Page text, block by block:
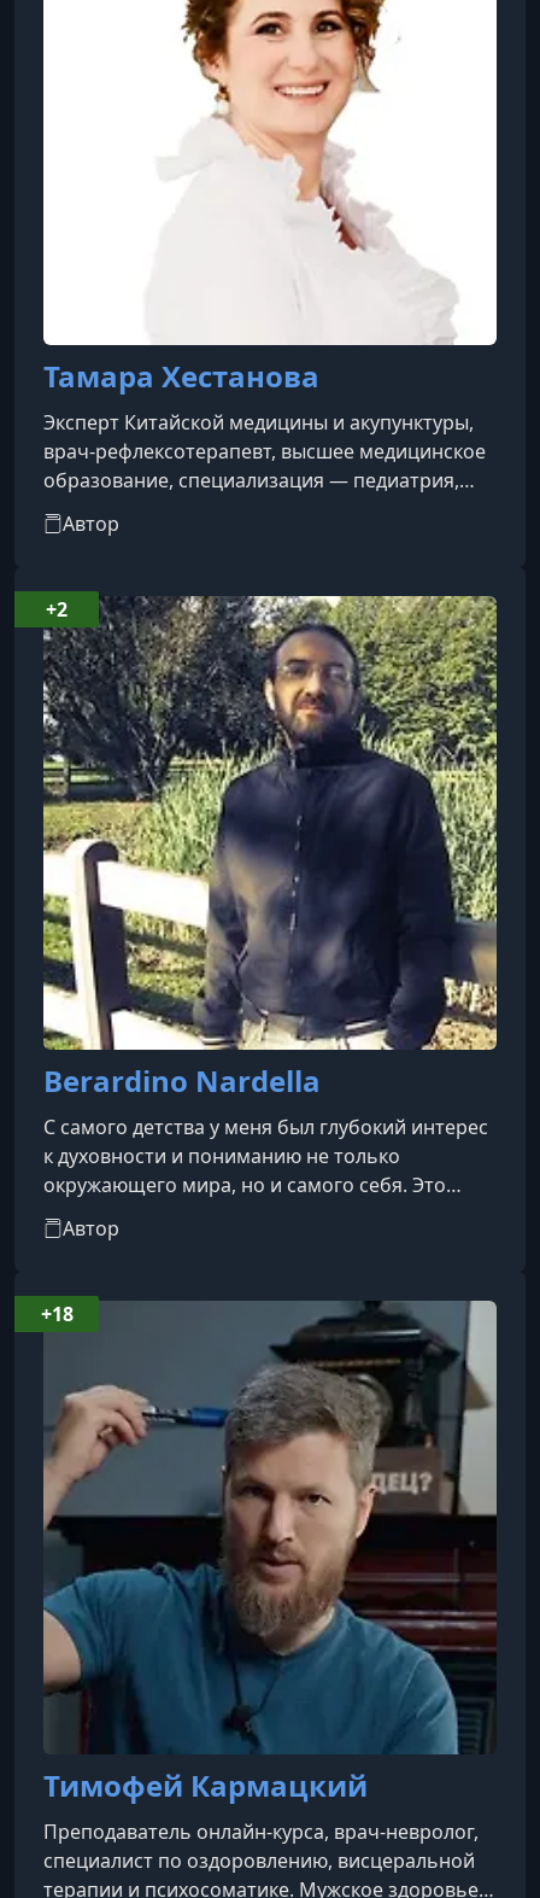
традиционной китайской медицине, Зайцев
активно препода
Тамара Хестанова
Эксперт Китайской медицины и акупунктуры,
врач-рефлексотерапевт, высшее медицинское
образование, специализация — педиатрия,
преподаватель Института Восточной
Медицины Российского Университета Дружбы
конференций, популяризатор Китайской
медицины.
Автор
Berardino Nardella
С самого детства у меня был глубокий интерес
к духовности и пониманию не только
окружающего мира, но и самого себя. Это
любопытство заставляло меня постоянно
учиться и расти на протяжении всей моей
множество курсов, получив огромный объем
знаний. В определенный момент я
почувствовал сильное желание поделиться
тем, что я узнал, с другими. Это не только
способствовало моему личностному росту, но
и соответству
Автор
+2
Тимофей Кармацкий
Преподаватель онлайн-курса, врач-невролог,
специалист по оздоровлению, висцеральной
терапии и психосоматике. Мужское здоровье
+18